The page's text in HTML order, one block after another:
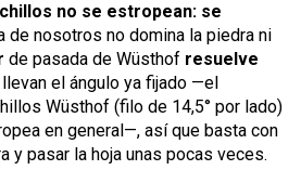
no se estropean: se
de nosotros no domina la piedra ni
de pasada de Wüsthof resuelve
el ángulo ya fijado —el
Wüsthof (filo de 14,5° por lado)
en general—, así que basta con
y pasar la hoja unas pocas veces.